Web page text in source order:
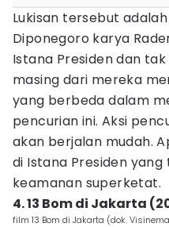
Lukisan tersebut
Diponegoro karya
Istana Presiden dan
masing dari mereka
yang berbeda dalam
pencurian ini. Aksi
akan berjalan mudah.
di Istana Presiden
keamanan superketat.
4. 13 Bom di Jakarta
film 13 Bom di Jakarta (dok.